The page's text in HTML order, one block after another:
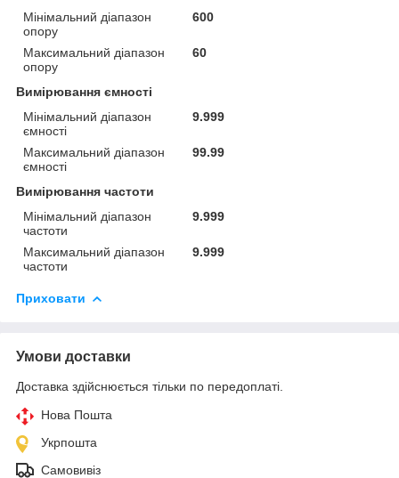
Мінімальний діапазон
опору
600
Максимальний діапазон
опору
60
Вимірювання ємності
Мінімальний діапазон
ємності
9.999
Максимальний діапазон
ємності
99.99
Вимірювання частоти
Мінімальний діапазон
частоти
9.999
Максимальний діапазон
частоти
9.999
Приховати
Умови доставки
Доставка здійснюється тільки по передоплаті.
Нова Пошта
Укрпошта
Самовивіз